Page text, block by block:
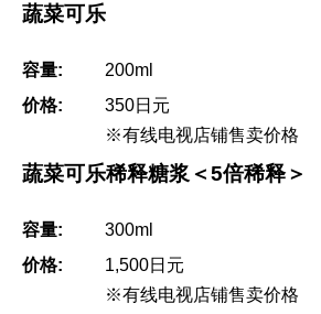
蔬菜可乐
容量:
200ml
价格:
350日元
※有线电视店铺售卖价格
蔬菜可乐稀释糖浆＜5倍稀释＞
容量:
300ml
价格:
1,500日元
※有线电视店铺售卖价格